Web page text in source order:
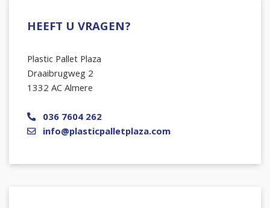
HEEFT U VRAGEN?
Plastic Pallet Plaza
Draaibrugweg 2
1332 AC Almere
036 7604 262
info@plasticpalletplaza.com